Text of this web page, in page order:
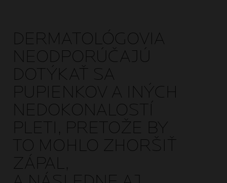
DERMATOLÓGOVIA
NEODPORÚČAJÚ
DOTÝKAŤ SA
PUPIENKOV A INÝCH
NEDOKONALOSTÍ
PLETI, PRETOŽE BY
TO MOHLO ZHORŠIŤ
ZÁPAL,